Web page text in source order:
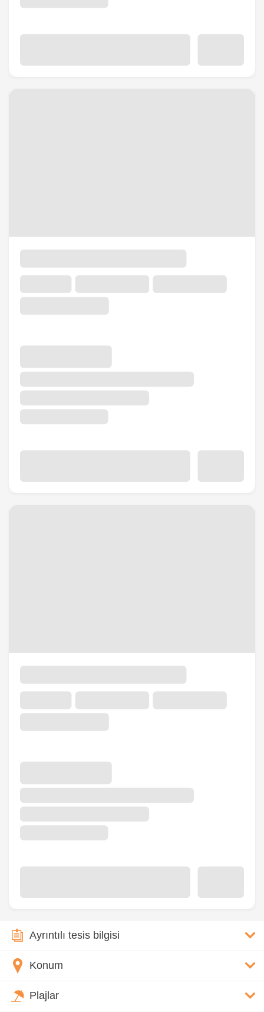
Ayrıntılı tesis bilgisi
Konum
Plajlar